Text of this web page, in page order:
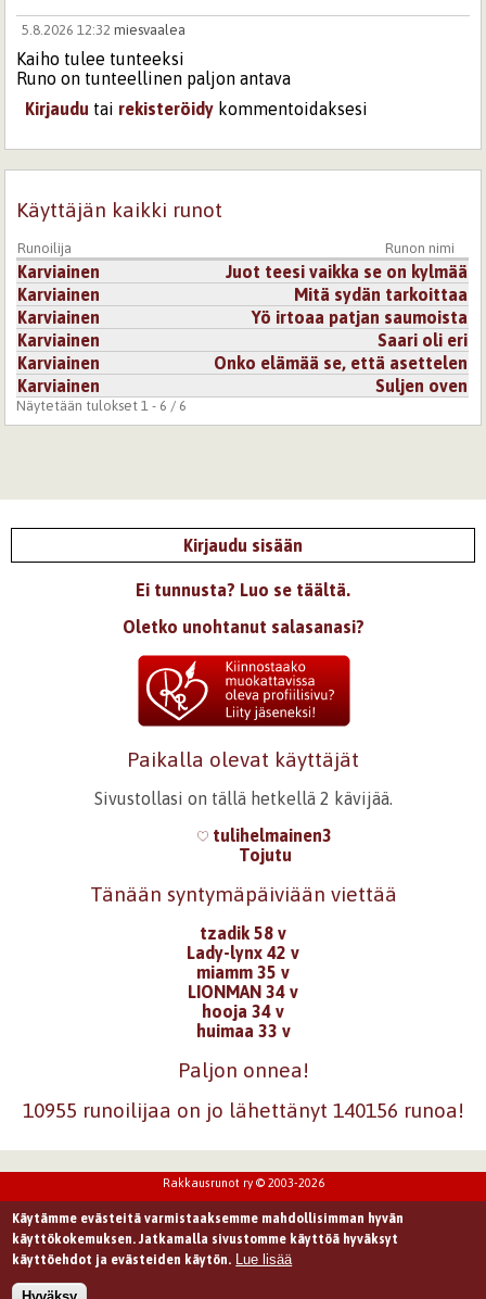
5.8.2026 12:32 miesvaalea
Kaiho tulee tunteeksi
Runo on tunteellinen paljon antava
Kirjaudu tai rekisteröidy kommentoidaksesi
Käyttäjän kaikki runot
Runoilija Runon nimi
Karviainen
Juot teesi vaikka se on kylmää
Karviainen
Mitä sydän tarkoittaa
Karviainen
Yö irtoaa patjan saumoista
Karviainen
Saari oli eri
Karviainen
Onko elämää se, että asettelen
Karviainen
Suljen oven
Näytetään tulokset 1 - 6 / 6
Kirjaudu sisään
Ei tunnusta? Luo se täältä.
Oletko unohtanut salasanasi?
Paikalla olevat käyttäjät
Sivustollasi on tällä hetkellä 2 kävijää.
tulihelmainen3
Tojutu
Tänään syntymäpäiviään viettää
tzadik 58 v
Lady-lynx 42 v
miamm 35 v
LIONMAN 34 v
hooja 34 v
huimaa 33 v
Paljon onnea!
10955 runoilijaa on jo lähettänyt 140156 runoa!
Rakkausrunot ry © 2003-2026
Käytämme evästeitä varmistaaksemme mahdollisimman hyvän
käyttökokemuksen. Jatkamalla sivustomme käyttöä hyväksyt
käyttöehdot ja evästeiden käytön. Lue lisää